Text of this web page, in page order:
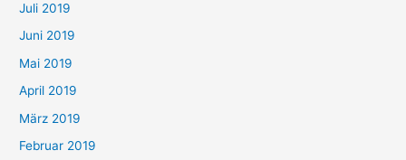
Juli 2019
Juni 2019
Mai 2019
April 2019
März 2019
Februar 2019